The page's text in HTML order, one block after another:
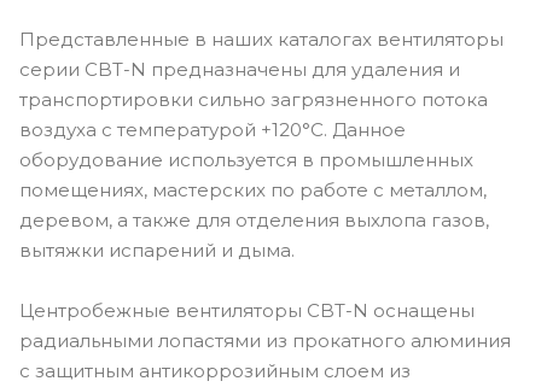
Представленные в наших каталогах вентиляторы
серии CBT-N предназначены для удаления и
транспортировки сильно загрязненного потока
воздуха с температурой +120°С. Данное
оборудование используется в промышленных
помещениях, мастерских по работе с металлом,
деревом, а также для отделения выхлопа газов,
вытяжки испарений и дыма.
Центробежные вентиляторы CBT-N оснащены
радиальными лопастями из прокатного алюминия
с защитным антикоррозийным слоем из